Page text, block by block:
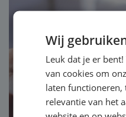
Artikel
Wij
Leuk dat je er
van cookies om
laten functioneren,
relevantie van het